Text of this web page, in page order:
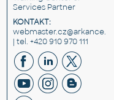
Services Partner
KONTAKT:
| tel. +420 910 970 111